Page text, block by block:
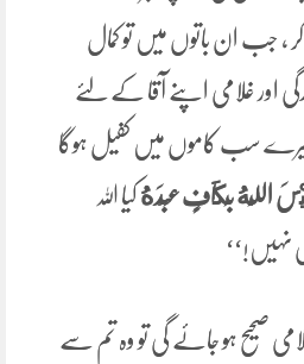
کر ، جب ان باتوں میں تو کمال
اور غلامی اپنے آقا کے لئے
تیرے سب کاموں میں کفیل ہوگا
اللَّهُ ‌بِكَافٍ عَبْدَهُ کیا اللہ
نہیں!‘‘
صحیح ہو جائے گی تو وہ تم سے